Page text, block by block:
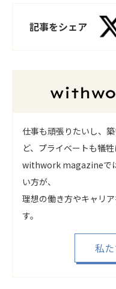
記事をシェア
仕事も頑張りたいし、
ど、プライベートも犠牲
withwork magazineで
い方が、
理想の働き方やキャリ
す。
私